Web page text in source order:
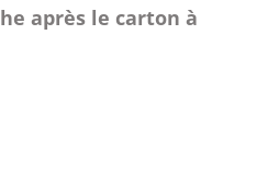
après le carton à